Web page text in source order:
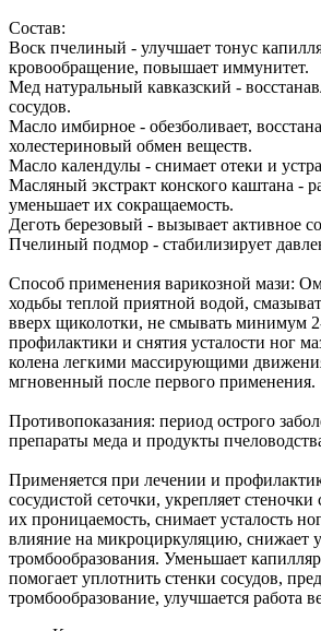
Состав:
Воск пчелиный - улучшает тонус
кровообращение, повышает иммунитет.
Мед натуральный кавказский -
сосудов.
Масло имбирное - обезболивает,
холестериновый обмен веществ.
Масло календулы - снимает отеки и
Масляный экстракт конского каштана -
уменьшает их сокращаемость.
Деготь березовый - вызывает активное
Пчелиный подмор - стабилизирует
Способ применения варикозной мази:
ходьбы теплой приятной водой,
вверх щиколотки, не смывать минимум
профилактики и снятия усталости ног
колена легкими массирующими
мгновенный после первого применения.
Противопоказания: период острого
препараты меда и продукты
Применяется при лечении и
сосудистой сеточки, укрепляет
их проницаемость, снимает усталость
влияние на микроциркуляцию, снижает
тромбообразования. Уменьшает
помогает уплотнить стенки сосудов,
тромбообразование, улучшается работа